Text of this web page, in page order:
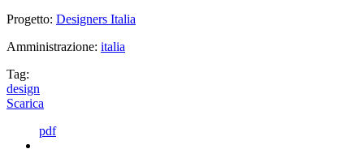
Progetto: Designers Italia
Amministrazione: italia
Tag:
design
Scarica
pdf